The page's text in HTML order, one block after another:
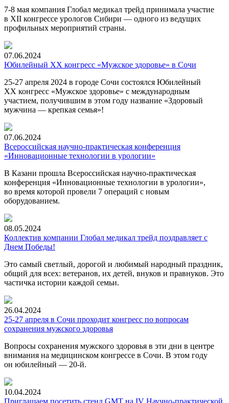
7-8 мая компания Глобал медикал трейд принимала участие
в XII конгрессе урологов Сибири — одного из ведущих
профильных мероприятий страны.
07.06.2024
Юбилейный XX конгресс «Мужское здоровье» в Сочи
25-27 апреля 2024 в городе Сочи состоялся Юбилейный
XX конгресс «Мужское здоровье» с международным
участием, получившим в этом году название «Здоровый
мужчина — крепкая семья»!
07.06.2024
Всероссийская научно-практическая конференция
«Инновационные технологии в урологии»
В Казани прошла Всероссийская научно-практическая
конференция «Инновационные технологии в урологии»,
во время которой провели 7 операций с новым
оборудованием.
08.05.2024
Коллектив компании Глобал медикал трейд поздравляет с
Днем Победы!
Это самый светлый, дорогой и любимый народный праздник,
общий для всех: ветеранов, их детей, внуков и правнуков. Это
частичка истории каждой семьи.
26.04.2024
25-27 апреля в Сочи проходит конгресс по вопросам
сохранения мужского здоровья
Вопросы сохранения мужского здоровья в эти дни в центре
внимания на медицинском конгрессе в Сочи. В этом году
он юбилейный — 20-й.
10.04.2024